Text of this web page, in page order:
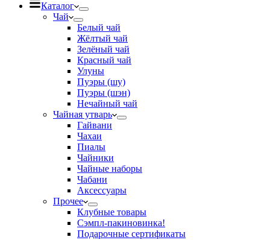
Каталог
Чай
Белый чай
Жёлтый чай
Зелёный чай
Красный чай
Улуны
Пуэры (шу)
Пуэры (шэн)
Нечайный чай
Чайная утварь
Гайвани
Чахаи
Пиалы
Чайники
Чайные наборы
Чабани
Аксессуары
Прочее
Клубные товары
Сэмпл-пакиновинка!
Подарочные сертификаты